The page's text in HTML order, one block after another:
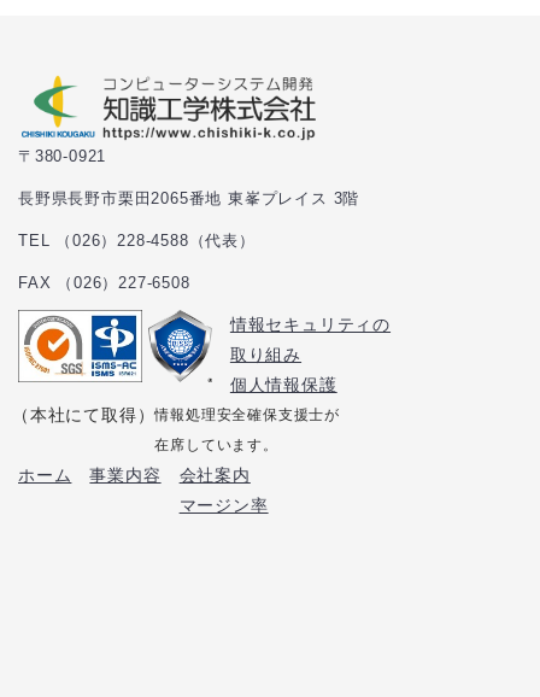
〒380-0921
長野県長野市栗田2065番地 東峯プレイス 3階
TEL （026）228-4588（代表）
FAX （026）227-6508
情報セキュリティの
取り組み
個人情報保護
（本社にて取得）情報処理安全確保支援士が
在席しています。
ホーム 事業内容
会社案内
マージン率